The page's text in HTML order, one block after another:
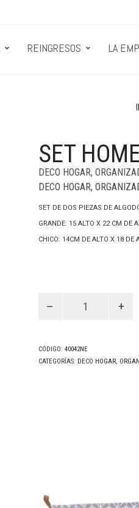
REINGRESOS LA
SET
DECO HOGAR,
DECO HOGAR,
SET DE DOS PIEZAS DE
GRANDE: 15 ALTO X 22 CM DE
CHICO: 14CM DE ALTO X 18 DE
Home
CÓDIGO: 40042NE
CATEGORÍAS: DECO HOGAR,